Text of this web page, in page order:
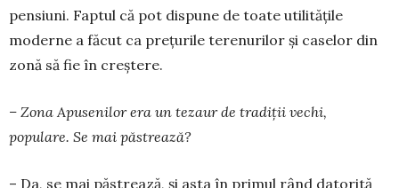
pensiuni. Faptul că pot dis­­pune de toate utilitățile
moderne a făcut ca pre­țu­rile terenurilor și caselor din
zonă să fie în creștere.
– Zona Apusenilor era un tezaur de tradiții vechi,
populare. Se mai păstrează?
– Da, se mai păstrează, și asta în pri­mul rând datorită